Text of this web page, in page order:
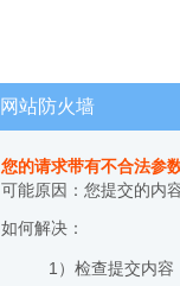
网站防火墙
您的请求带有不合法参
可能原因：您提交的内
如何解决：
1）检查提交内容